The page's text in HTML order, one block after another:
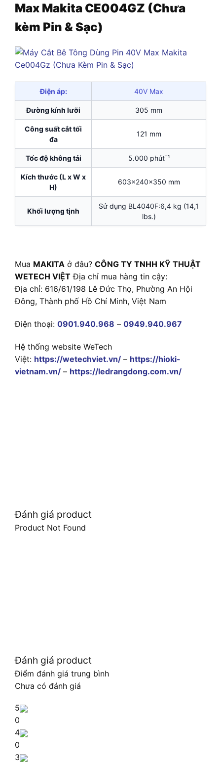
Max Makita CE004GZ (Chưa
kèm Pin & Sạc)
Điện áp: 40V Max
Đường kính lưỡi 305 mm
Công suất cắt tối
đa
121 mm
Tốc độ không tải 5.000 phútˉ¹
Kích thước (L x W x
H)
603×240×350 mm
Khối lượng tịnh
Sử dụng BL4040F:6,4 kg (14,1
lbs.)
Mua MAKITA ở đâu? CÔNG TY TNHH KỸ THUẬT
WETECH VIỆT Địa chỉ mua hàng tin cậy:
Địa chỉ: 616/61/198 Lê Đức Thọ, Phường An Hội
Đông, Thành phố Hồ Chí Minh, Việt Nam
Điện thoại: 0901.940.968 – 0949.940.967
Hệ thống website WeTech
Việt: https://wetechviet.vn/ – https://hioki-
vietnam.vn/ – https://ledrangdong.com.vn/
Đánh giá product
Product Not Found
Đánh giá product
Điểm đánh giá trung bình
Chưa có đánh giá
5
0
4
0
3